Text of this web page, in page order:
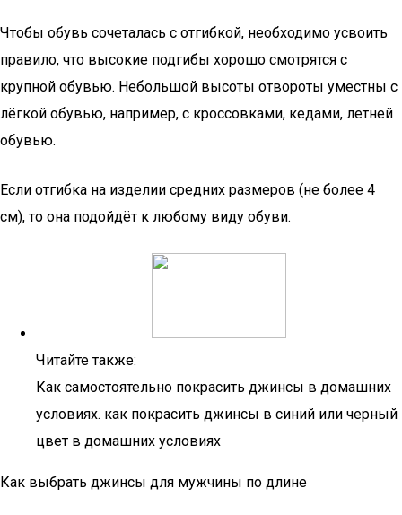
Чтобы обувь сочеталась с отгибкой, необходимо усвоить
правило, что высокие подгибы хорошо смотрятся с
крупной обувью. Небольшой высоты отвороты уместны с
лёгкой обувью, например, с кроссовками, кедами, летней
обувью.
Если отгибка на изделии средних размеров (не более 4
см), то она подойдёт к любому виду обуви.
Читайте также:
Как самостоятельно покрасить джинсы в домашних
условиях. как покрасить джинсы в синий или черный
цвет в домашних условиях
Как выбрать джинсы для мужчины по длине